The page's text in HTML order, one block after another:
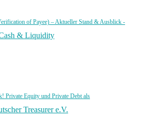
of Payee) – Aktueller Stand & Ausblick -
& Liquidity
Private Equity und Private Debt als
Treasurer e.V.